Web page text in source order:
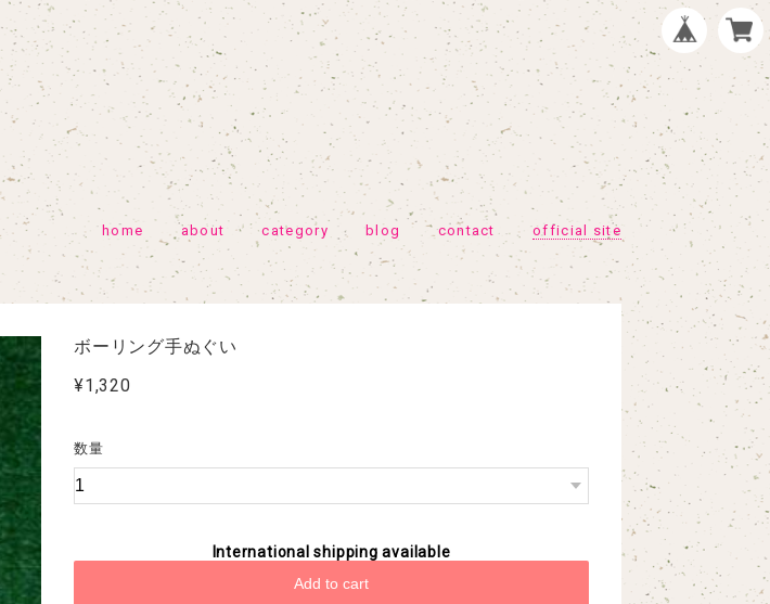
home about category blog contact official site
ボーリング手ぬぐい
¥1,320
数量
International shipping available
Add to cart